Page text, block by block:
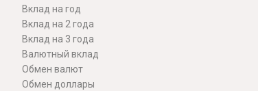
Вклад на год
Вклад на 2 года
Вклад на 3 года
Валютный вклад
Обмен валют
Обмен доллары